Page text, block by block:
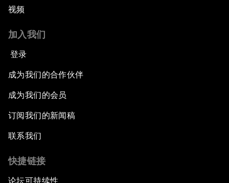
视频
加入我们
登录
成为我们的合作伙伴
成为我们的会员
订阅我们的新闻稿
联系我们
快捷链接
论坛可持续性